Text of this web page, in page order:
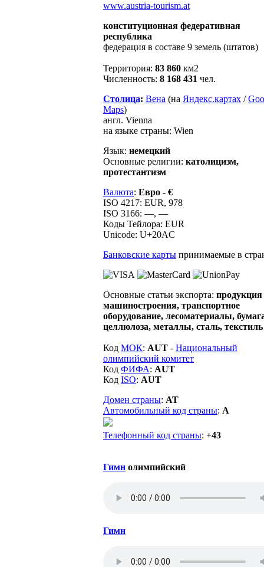
www.austria-tourism.at
конституционная федеративная
республика
федерация в составе 9 земель (штатов)
Территория: 83 860 км2
Численность: 8 168 431 чел.
Столица: Вена (на Яндекс.картах /
Maps)
англ. Vienna
на языке страны: Wien
Язык: немецкий
Основные религии: католицизм,
протестантизм
Валюта: Евро - €
ISO 4217: EUR, 978
ISO 3166: —, —
Коды Тейлора: EUR
Unicode: U+20AC
Банковские карты принимаемые в
Основные статьи экспорта: продукция
машиностроения, транспортное
оборудование, лесоматериалы,
целлюлоза, металлы, сталь, текстиль
Код МОК: AUT - Национальный
олимпийский комитет
Код ФИФА: AUT
Код ISO: AUT
Домен страны: AT
Автомобильный код страны: A
Телефонный код страны: +43
Гимн олимпийский
Гимн